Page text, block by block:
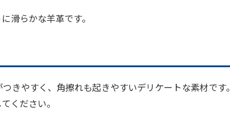
滑らかな羊革です。
きやすく、角擦れも起きやすいデリケートな素材です。
てください。